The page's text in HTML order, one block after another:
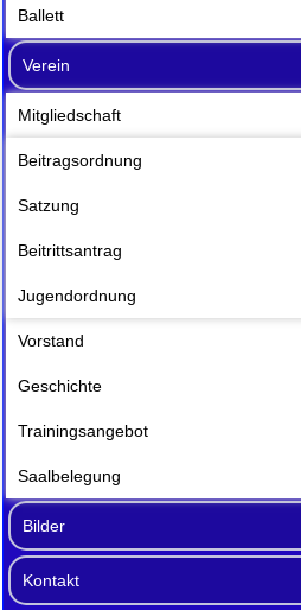
Ballett
Verein
Mitgliedschaft
Beitragsordnung
Satzung
Beitrittsantrag
Jugendordnung
Vorstand
Geschichte
Trainingsangebot
Saalbelegung
Bilder
Kontakt